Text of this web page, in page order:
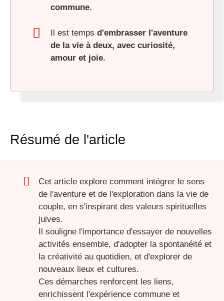
commune.
Il est temps d'embrasser l'aventure
de la vie à deux, avec curiosité,
amour et joie.
Résumé de l'article
Cet article explore comment intégrer le sens
de l'aventure et de l'exploration dans la vie de
couple, en s'inspirant des valeurs spirituelles
juives.
Il souligne l'importance d'essayer de nouvelles
activités ensemble, d'adopter la spontanéité et
la créativité au quotidien, et d'explorer de
nouveaux lieux et cultures.
Ces démarches renforcent les liens,
enrichissent l'expérience commune et